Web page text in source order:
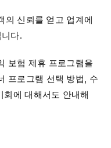
의 신뢰를 얻고 업계에
다.
보험 제휴 프로그램을
프로그램 선택 방법, 수
회에 대해서도 안내해